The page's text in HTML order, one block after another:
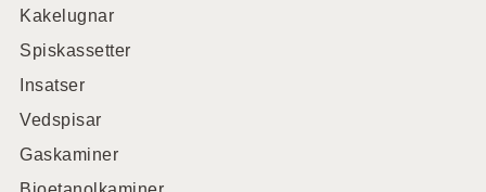
Kakelugnar
Spiskassetter
Insatser
Vedspisar
Gaskaminer